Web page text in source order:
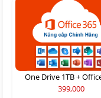
One Drive 1TB +
399,000